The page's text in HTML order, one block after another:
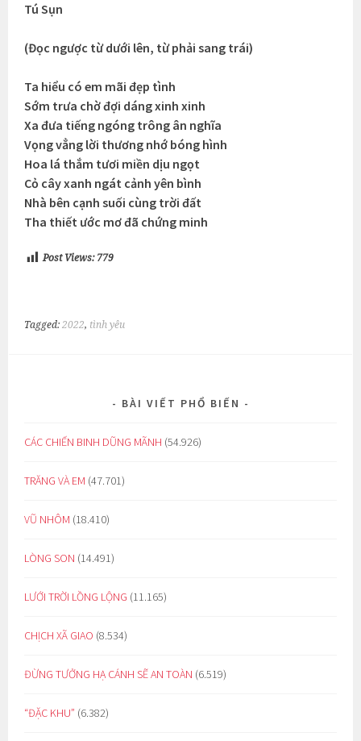
Tú Sụn
(Đọc ngược từ dưới lên, từ phải sang trái)
Ta hiểu có em mãi đẹp tình
Sớm trưa chờ đợi dáng xinh xinh
Xa đưa tiếng ngóng trông ân nghĩa
Vọng vẳng lời thương nhớ bóng hình
Hoa lá thắm tươi miền dịu ngọt
Cỏ cây xanh ngát cảnh yên bình
Nhà bên cạnh suối cùng trời đất
Tha thiết ước mơ đã chứng minh
Post Views: 779
Tagged:2022, tình yêu
BÀI VIẾT PHỔ BIẾN
CÁC CHIẾN BINH DŨNG MÃNH (54.926)
TRĂNG VÀ EM (47.701)
VŨ NHÔM (18.410)
LÒNG SON (14.491)
LƯỚI TRỜI LỒNG LỘNG (11.165)
CHỊCH XÃ GIAO (8.534)
ĐỪNG TƯỞNG HẠ CÁNH SẼ AN TOÀN (6.519)
“ĐẶC KHU” (6.382)